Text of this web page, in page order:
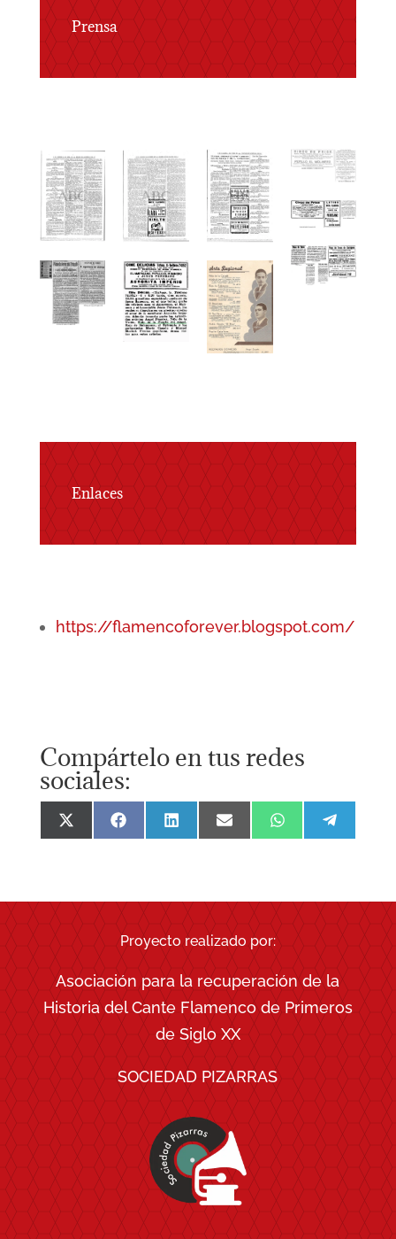
Prensa
Enlaces
https://flamencoforever.blogspot.com/
Compártelo en tus redes
sociales:
Compartir
en
Compartir
en
Compartir
en
Compartir
en
Compartir
en
en
Proyecto realizado por:
Asociación para la recuperación de la
Historia del Cante Flamenco de Primeros
de Siglo XX
SOCIEDAD PIZARRAS